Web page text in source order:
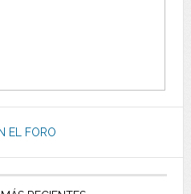
EL FORO